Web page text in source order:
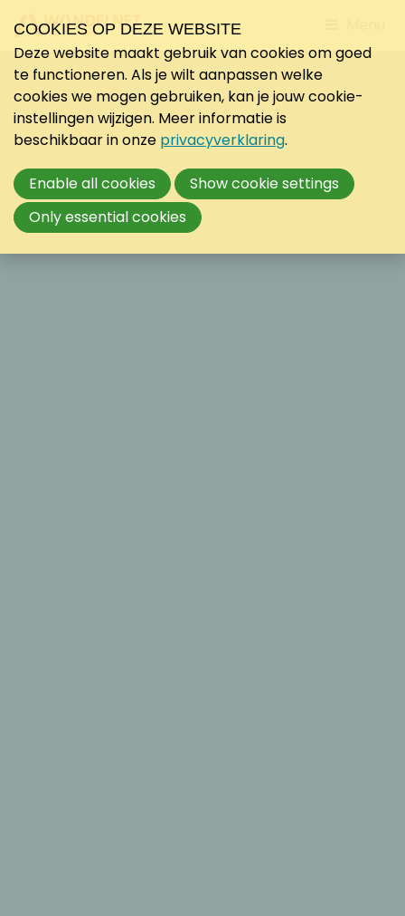
to
COOKIES OP DEZE WEBSITE
Deze website maakt gebruik van cookies om goed
te functioneren. Als je wilt aanpassen welke
cookies we mogen gebruiken, kan je jouw cookie-
instellingen wijzigen. Meer informatie is
beschikbaar in onze privacyverklaring.
Enable all cookies
Show cookie settings
Only essential cookies